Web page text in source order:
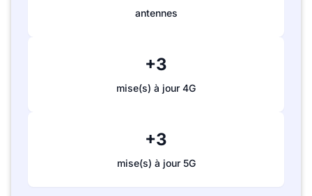
antennes
+3
mise(s) à jour 4G
+3
mise(s) à jour 5G